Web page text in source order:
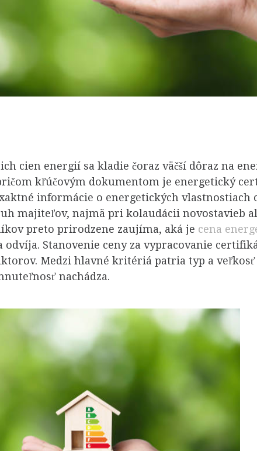
cien energií sa kladie čoraz väčší dôraz na
kľúčovým dokumentom je energetický
informácie o energetických vlastnostiach
majiteľov, najmä pri kolaudácii novostavieb
preto prirodzene zaujíma, aká je cena
odvíja. Stanovenie ceny za vypracovanie
Medzi hlavné kritériá patria typ a veľkosť
nachádza.